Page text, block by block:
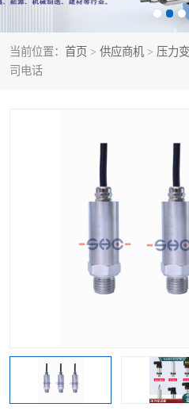
当前位置： 首页 > 供应商机 > 压力
司电话
位移传感器